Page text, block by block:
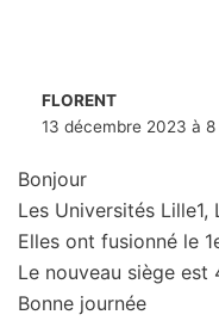
FLORENT
13 décembre 2023 à
Bonjour
Les Universités Lille1,
Elles ont fusionné le
Le nouveau siège est
Bonne journée